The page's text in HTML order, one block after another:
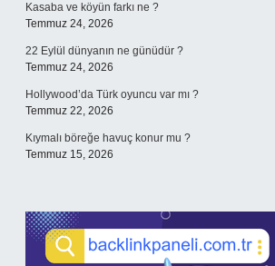
Kasaba ve köyün farkı ne ?
Temmuz 24, 2026
22 Eylül dünyanın ne günüdür ?
Temmuz 24, 2026
Hollywood’da Türk oyuncu var mı ?
Temmuz 22, 2026
Kıymalı böreğe havuç konur mu ?
Temmuz 15, 2026